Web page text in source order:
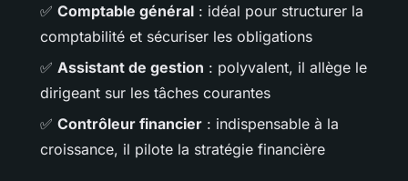
✅ Comptable général : idéal pour structurer la
comptabilité et sécuriser les obligations
✅ Assistant de gestion : polyvalent, il allège le
dirigeant sur les tâches courantes
✅ Contrôleur financier : indispensable à la
croissance, il pilote la stratégie financière